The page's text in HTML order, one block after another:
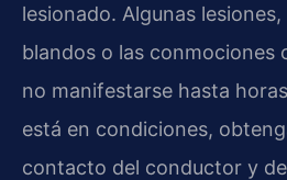
lesionado. Algunas
blandos o las conmociones
no manifestarse hasta
está en condiciones,
contacto del conductor y